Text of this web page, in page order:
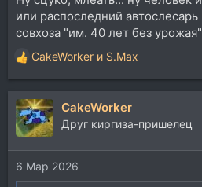
или распоследний
совхоза "им. 40 лет без
Р
е
а
к
ц
и
и
:
CakeWorker и S.Max
CakeWorker
Друг киргиза-пришелец
6 Мар 2026